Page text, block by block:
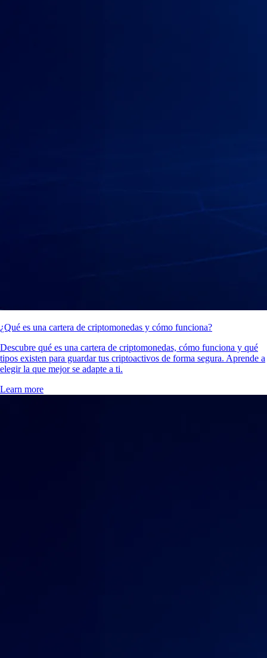
¿Qué es una cartera de criptomonedas y cómo funciona?
Descubre qué es una cartera de criptomonedas, cómo funciona y qué
tipos existen para guardar tus criptoactivos de forma segura. Aprende a
elegir la que mejor se adapte a ti.
Learn more